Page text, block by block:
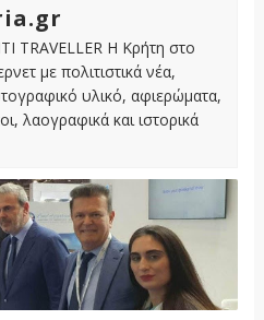
TRAVELLER Η Κρήτη στο
με πολιτιστικά νέα,
υλικό, αφιερώματα,
λαογραφικά και ιστορικά